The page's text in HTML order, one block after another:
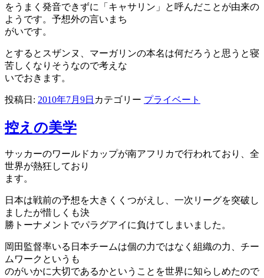
をうまく発音できずに「キャサリン」と呼んだことが由来の
ようです。予想外の言いまち
がいです。
とするとスザンヌ、マーガリンの本名は何だろうと思うと寝
苦しくなりそうなので考えな
いでおきます。
投稿日: 2010年7月9日 カテゴリー プライベート
控えの美学
サッカーのワールドカップが南アフリカで行われており、全
世界が熱狂しており
ます。
日本は戦前の予想を大きくくつがえし、一次リーグを突破し
ましたが惜しくも決
勝トーナメントでパラグアイに負けてしまいました。
岡田監督率いる日本チームは個の力ではなく組織の力、チー
ムワークというも
のがいかに大切であるかということを世界に知らしめたので